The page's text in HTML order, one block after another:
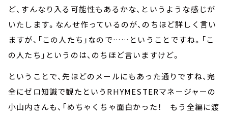
ど、すんなり入る可能性もあるかな、というような感じが
いたします。なんせ作っているのが、のちほど詳しく言い
ますが、「この人たち」なので……ということですね。「こ
の人たち」というのは、のちほど言いますけど。
ということで、先ほどのメールにもあった通りですね、完
全にゼロ知識で観たというRHYMESTERマネージャーの
小山内さんも、「めちゃくちゃ面白かった！ もう全編に渡